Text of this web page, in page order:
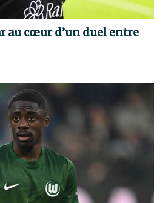
au cœur d’un duel entre